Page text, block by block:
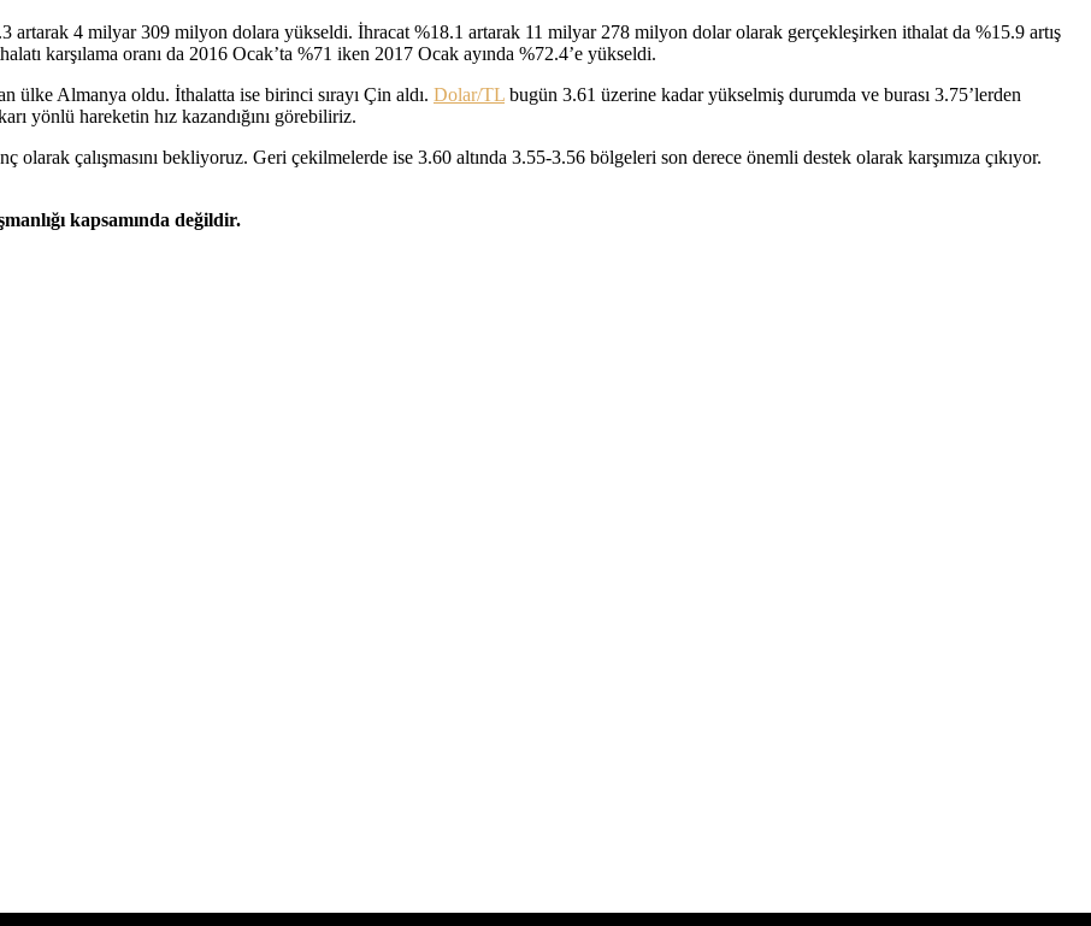
artarak 4 milyar 309 milyon dolara yükseldi. İhracat %18.1 artarak 11 milyar 278 milyon dolar olarak gerçekleşirken ithalat da %15.9 artış
karşılama oranı da 2016 Ocak’ta %71 iken 2017 Ocak ayında %72.4’e yükseldi.
ülke Almanya oldu. İthalatta ise birinci sırayı Çin aldı. Dolar/TL bugün 3.61 üzerine kadar yükselmiş durumda ve burası 3.75’lerden
yönlü hareketin hız kazandığını görebiliriz.
çalışmasını bekliyoruz. Geri çekilmelerde ise 3.60 altında 3.55-3.56 bölgeleri son derece önemli destek olarak karşımıza çıkıyor.
kapsamında değildir.